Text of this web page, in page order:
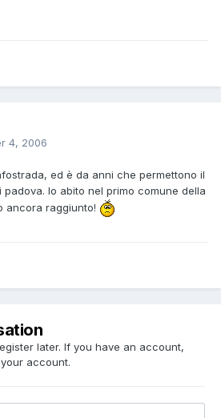
4, 2006
ed è da anni che permettono il
Io abito nel primo comune della
ancora raggiunto!
later. If you have an account,
account.